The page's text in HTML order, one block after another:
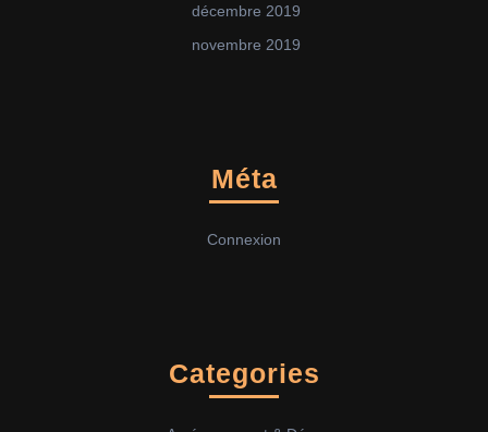
décembre 2019
novembre 2019
Méta
Connexion
Categories